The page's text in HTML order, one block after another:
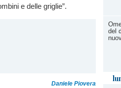
del
e delle griglie”.
Daniele Piovera